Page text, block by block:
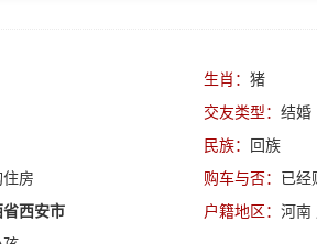
生肖： 猪
交友类型： 结婚
民族：
回族
住房 购车与否： 已经
省西安市 户籍地区： 河南